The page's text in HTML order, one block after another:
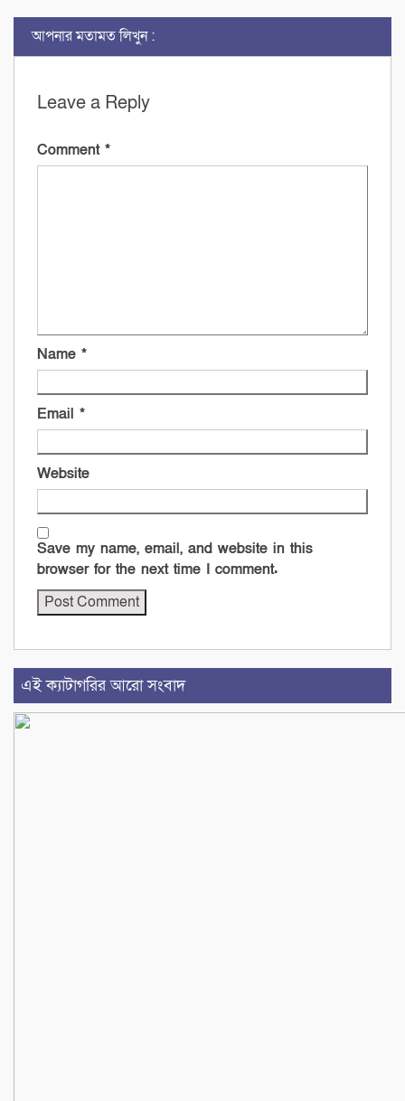
আপনার মতামত লিখুন :
Leave a Reply
Comment *
Name *
Email *
Website
Save my name, email, and website in this
browser for the next time I comment.
এই ক্যাটাগরির আরো সংবাদ